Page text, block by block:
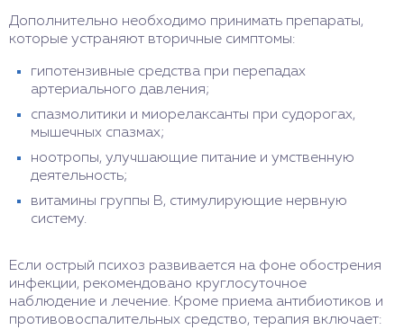
Дополнительно необходимо принимать препараты,
которые устраняют вторичные симптомы:
гипотензивные средства при перепадах
артериального давления;
спазмолитики и миорелаксанты при судорогах,
мышечных спазмах;
ноотропы, улучшающие питание и умственную
деятельность;
витамины группы B, стимулирующие нервную
систему.
Если острый психоз развивается на фоне обострения
инфекции, рекомендовано круглосуточное
наблюдение и лечение. Кроме приема антибиотиков и
противовоспалительных средство, терапия включает: